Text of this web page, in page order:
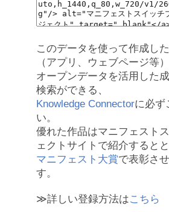
このデータを使って作成し
（アプリ、ウェブページ等）
オープンデータを活用した
検索ができる、
Knowledge Connectorに必ず
い。
優れた作品はマニフェスト
ェクトサイトで紹介するとと
マニフェスト大賞で表彰さ
す。
≫詳しい登録方法はこちら